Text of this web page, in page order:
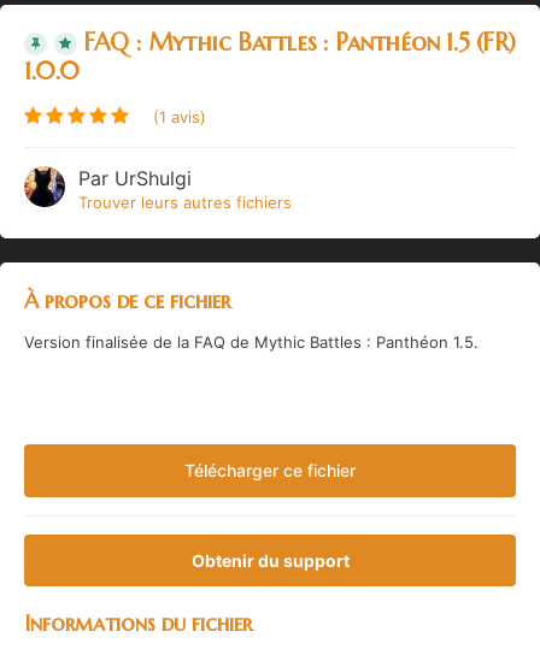
FAQ : Mythic Battles : Panthéon 1.5 (FR)
1.0.0
(1 avis)
Par UrShulgi
Trouver leurs autres fichiers
À propos de ce fichier
Version finalisée de la FAQ de Mythic Battles : Panthéon 1.5.
Télécharger ce fichier
Obtenir du support
Informations du fichier